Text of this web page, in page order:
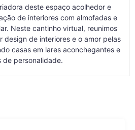
deste espaço acolhedor e
de interiores com almofadas e
Neste cantinho virtual, reunimos
design de interiores e o amor pelas
casas em lares aconchegantes e
de personalidade.